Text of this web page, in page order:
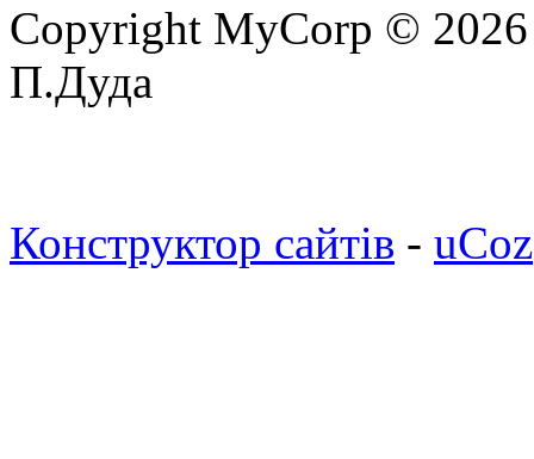
Copyright MyCorp © 2026
П.Дуда
Конструктор сайтів - uCoz